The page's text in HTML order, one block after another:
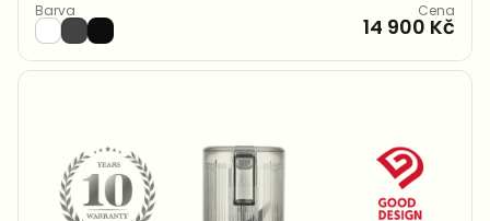
Barva Cena
14 900 Kč